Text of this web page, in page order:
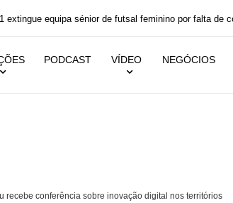
por falta de condições
PODCAST VÍDEO NEGÓCIOS
recebe conferência sobre inovação digital nos territórios